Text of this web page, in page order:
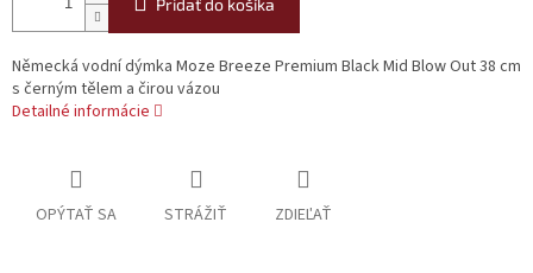
Pridať do košíka
Německá vodní dýmka Moze Breeze Premium Black Mid Blow Out 38 cm
s černým tělem a čirou vázou
Detailné informácie
OPÝTAŤ SA STRÁŽIŤ ZDIEĽAŤ